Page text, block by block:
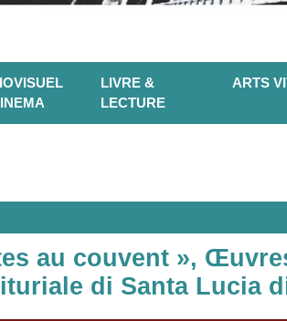
LIVRE &
LECTURE
ARTS
au couvent »,
di Santa Lucia